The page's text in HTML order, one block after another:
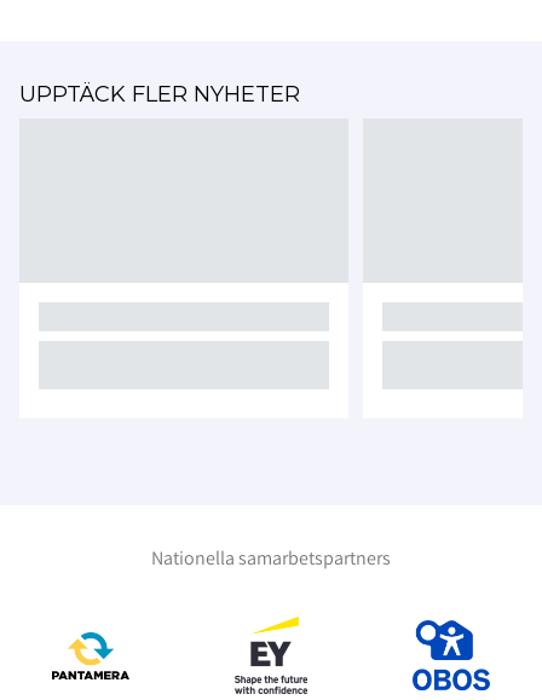
UPPTÄCK FLER NYHETER
Nationella samarbetspartners